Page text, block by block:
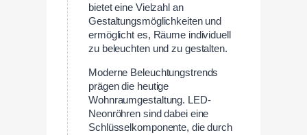
bietet eine Vielzahl an
Gestaltungsmöglichkeiten und
ermöglicht es, Räume individuell
zu beleuchten und zu gestalten.
Moderne Beleuchtungstrends
prägen die heutige
Wohnraumgestaltung. LED-
Neonröhren sind dabei eine
Schlüsselkomponente, die durch